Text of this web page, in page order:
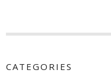
CATEGORIES